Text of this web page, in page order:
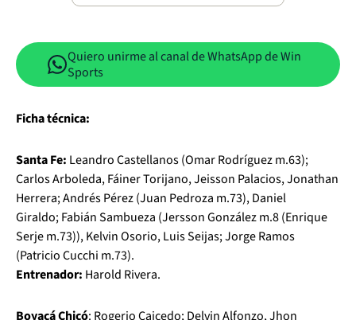
Quiero unirme al canal de WhatsApp de Win
Sports
Ficha técnica:
Santa Fe: Leandro Castellanos (Omar Rodríguez m.63);
Carlos Arboleda, Fáiner Torijano, Jeisson Palacios, Jonathan
Herrera; Andrés Pérez (Juan Pedroza m.73), Daniel
Giraldo; Fabián Sambueza (Jersson González m.8 (Enrique
Serje m.73)), Kelvin Osorio, Luis Seijas; Jorge Ramos
(Patricio Cucchi m.73).
Entrenador: Harold Rivera.
Boyacá Chicó: Rogerio Caicedo; Delvin Alfonzo, Jhon